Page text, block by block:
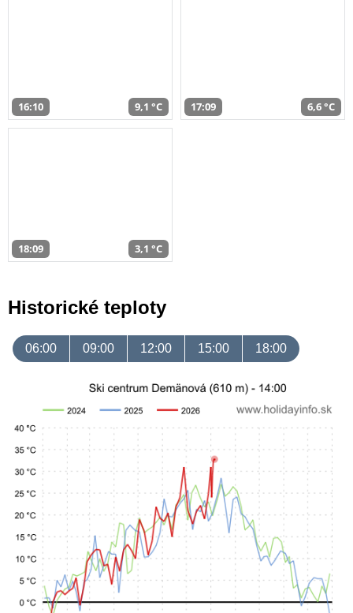
16:10 9,1 °C 17:09 6,6 °C
18:09 3,1 °C
Historické teploty
06:00 09:00 12:00 15:00 18:00